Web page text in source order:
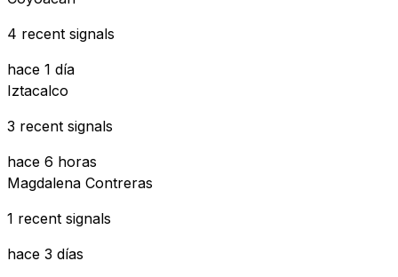
4 recent signals
hace 1 día
Iztacalco
3 recent signals
hace 6 horas
Magdalena Contreras
1 recent signals
hace 3 días